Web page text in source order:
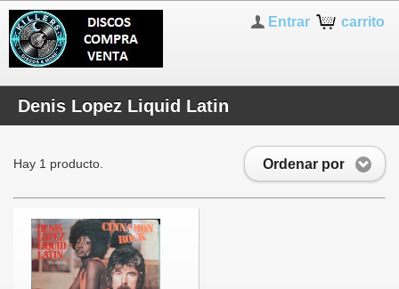
carrito
Entrar
Denis Lopez Liquid Latin
Ordenar por
Hay 1 producto.